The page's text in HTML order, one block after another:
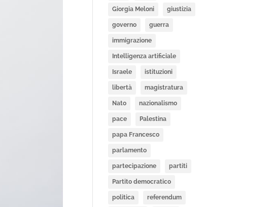
Giorgia Meloni giustizia
governo guerra
immigrazione
Intelligenza artificiale
Israele istituzioni
libertà magistratura
Nato nazionalismo
pace Palestina
papa Francesco
parlamento
partecipazione partiti
Partito democratico
politica referendum